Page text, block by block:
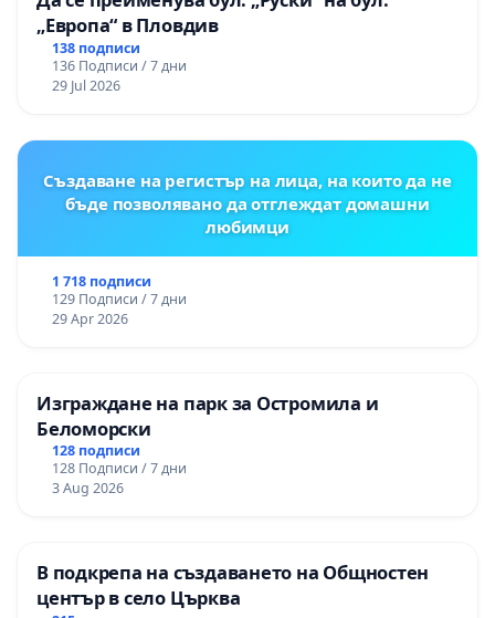
„Европа“ в Пловдив
138 подписи
136 Подписи / 7 дни
29 Jul 2026
Създаване на регистър на лица, на които да не
бъде позволявано да отглеждат домашни
любимци
1 718 подписи
129 Подписи / 7 дни
29 Apr 2026
Изграждане на парк за Остромила и
Беломорски
128 подписи
128 Подписи / 7 дни
3 Aug 2026
В подкрепа на създаването на Общностен
център в село Църква